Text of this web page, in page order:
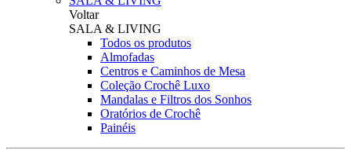
Voltar
SALA & LIVING
Todos os produtos
Almofadas
Centros e Caminhos de Mesa
Coleção Crochê Luxo
Mandalas e Filtros dos Sonhos
Oratórios de Crochê
Painéis